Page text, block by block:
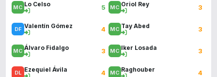
Lo Celso 5
Valentín Gómez 4
Álvaro Fidalgo 3
Ezequiel Ávila 4
Oriol Rey 3
Tay Abed 3
Iker Losada 3
Raghouber 4